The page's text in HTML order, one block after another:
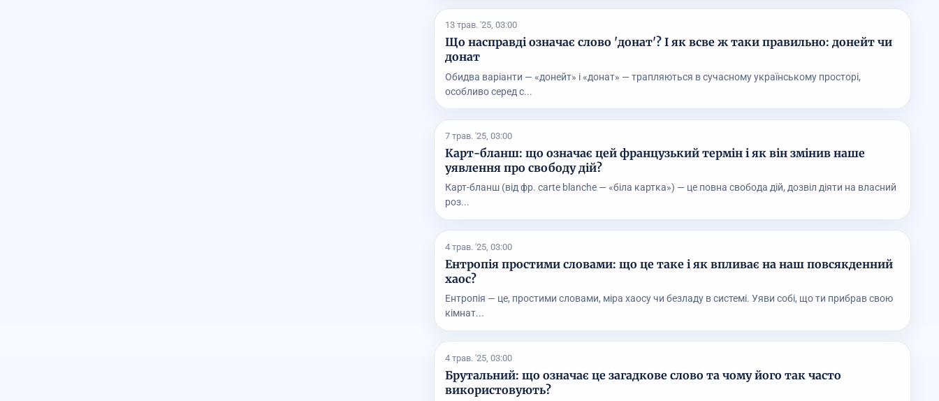
13 трав. '25, 03:00
Що насправді означає слово 'донат'? І як всве ж таки правильно: донейт чи
донат
Обидва варіанти — «донейт» і «донат» — трапляються в сучасному українському просторі,
особливо серед с...
7 трав. '25, 03:00
Карт-бланш: що означає цей французький термін і як він змінив наше
уявлення про свободу дій?
Карт-бланш (від фр. carte blanche — «біла картка») — це повна свобода дій, дозвіл діяти на власний
роз...
4 трав. '25, 03:00
Ентропія простими словами: що це таке і як впливає на наш повсякденний
хаос?
Ентропія — це, простими словами, міра хаосу чи безладу в системі. Уяви собі, що ти прибрав свою
кімнат...
4 трав. '25, 03:00
Брутальний: що означає це загадкове слово та чому його так часто
використовують?